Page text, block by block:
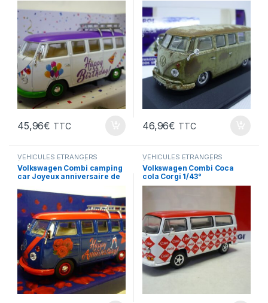
45,96€ TTC 46,96€ TTC
VÉHICULES ÉTRANGERS
(voitures,camions ...)
Volkswagen Combi camping
car Joyeux anniversaire de
VÉHICULES ÉTRANGERS
(voitures,camions ...)
Volkswagen Combi Coca
cola Corgi 1/43°